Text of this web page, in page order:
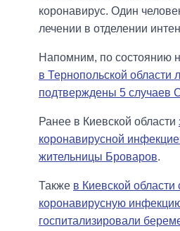
коронавирус. Один
лечении в отделении
Напомним, по состоянию
в Тернопольской области
подтверждены 5 случаев
Ранее в Киевской области
коронавирусной
жительницы Броваров.
Также в Киевской
коронавирусную
госпитализировали